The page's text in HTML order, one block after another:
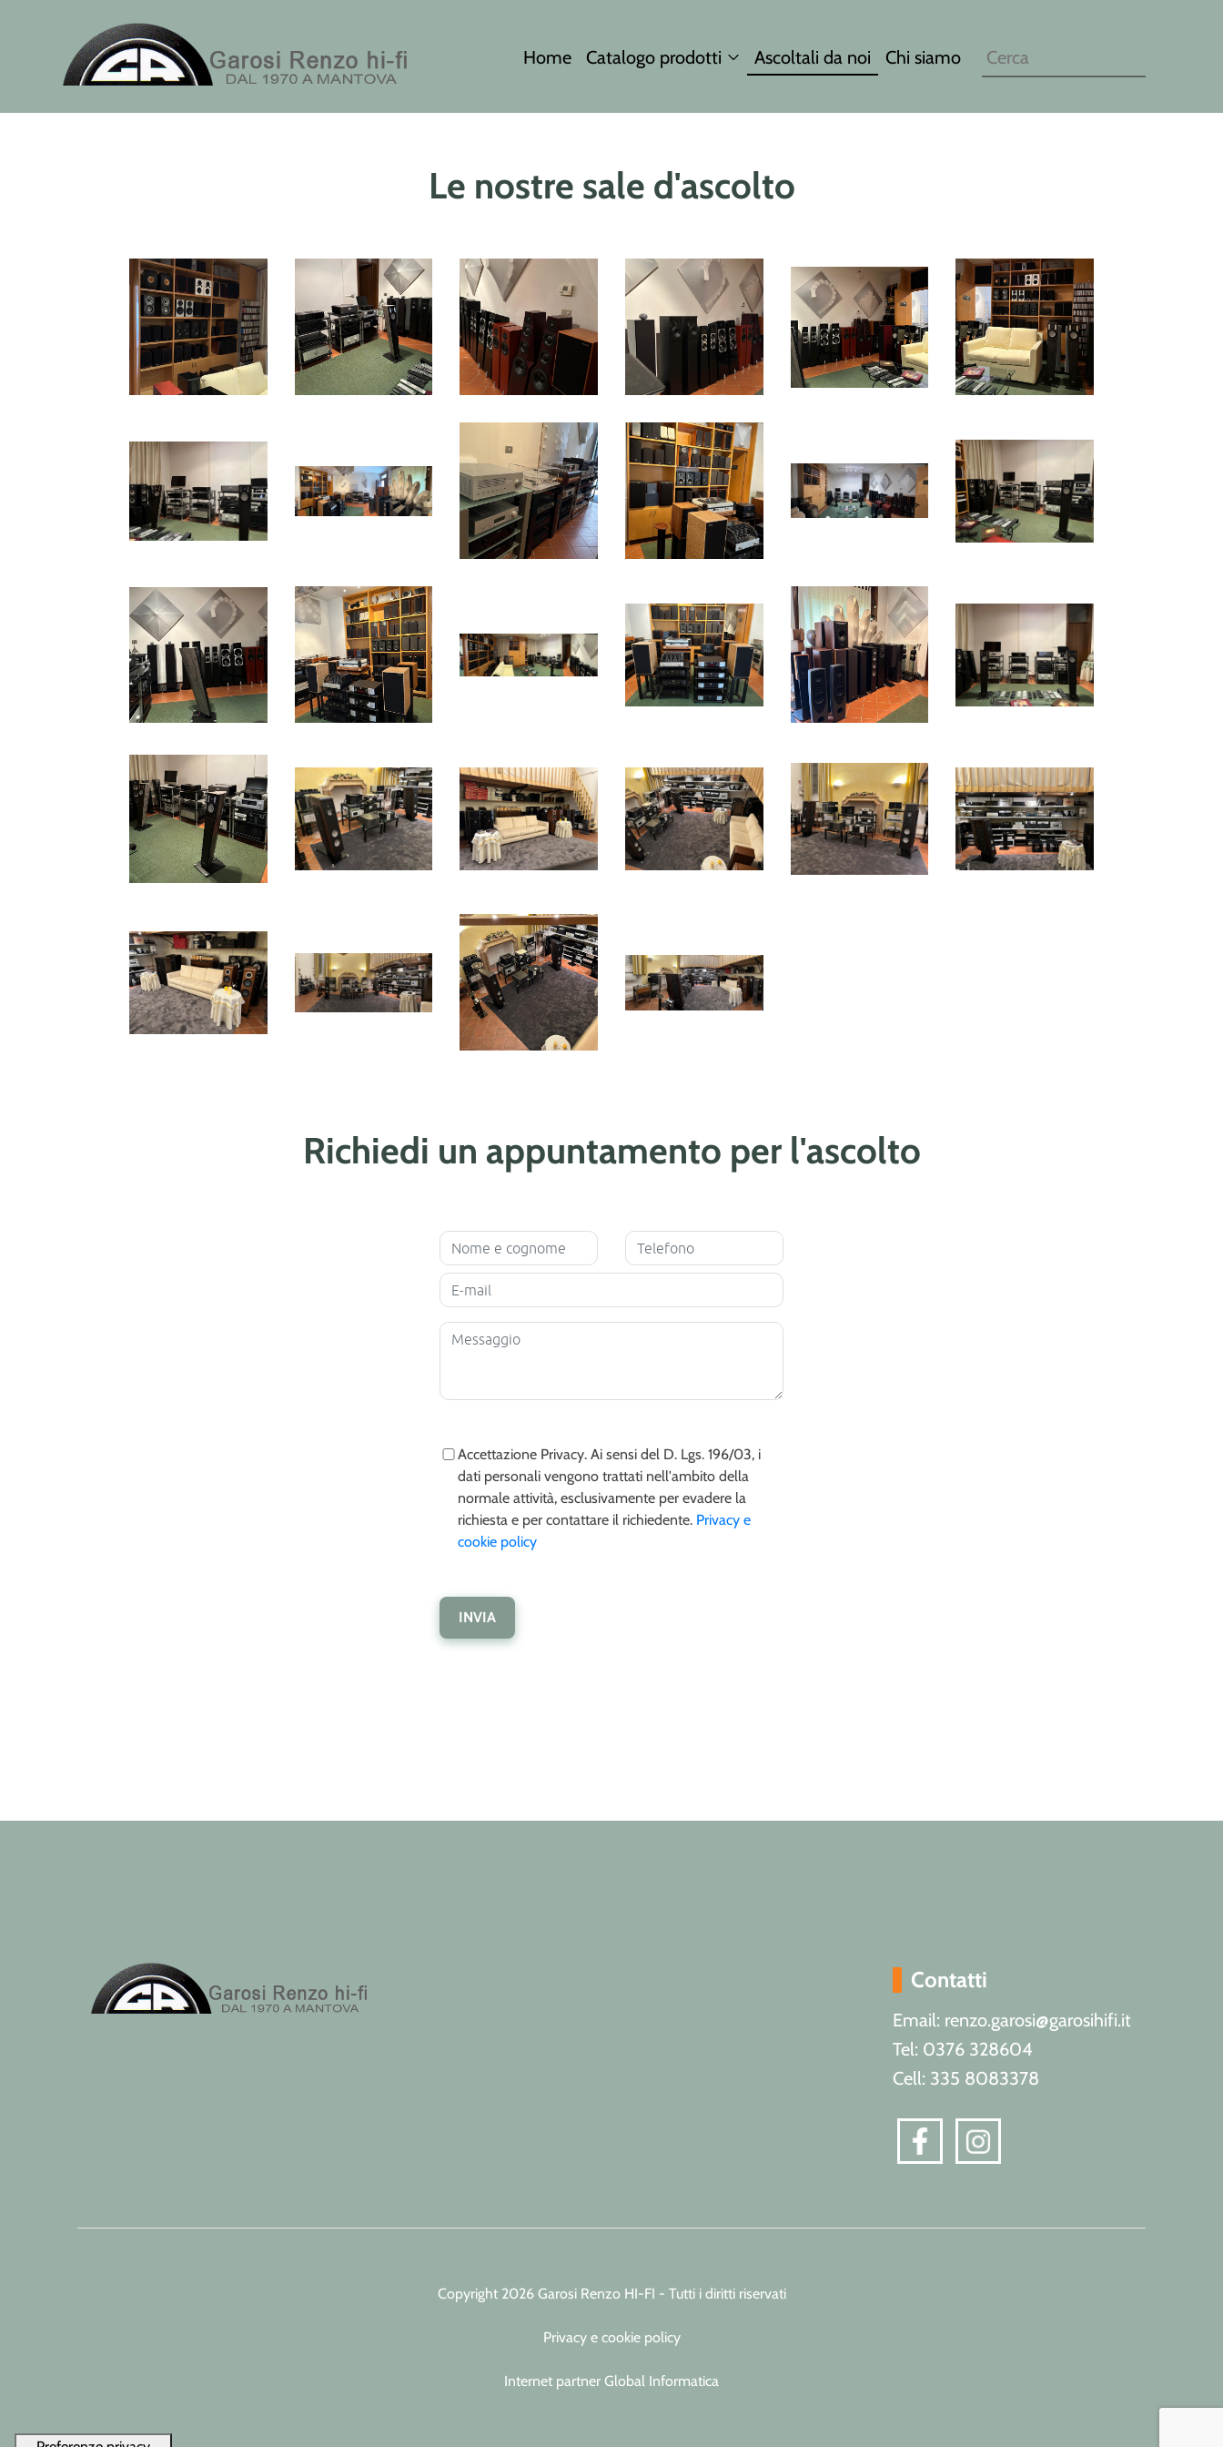
Home Catalogo prodotti Ascoltali da noi Chi siamo
Le nostre sale d'ascolto
Richiedi un appuntamento per l'ascolto
Accettazione Privacy. Ai sensi del D. Lgs. 196/03, i
dati personali vengono trattati nell'ambito della
normale attività, esclusivamente per evadere la
richiesta e per contattare il richiedente. Privacy e
cookie policy
INVIA
Contatti
Email: renzo.garosi@garosihifi.it
Tel: 0376 328604
Cell: 335 8083378
Copyright 2026 Garosi Renzo HI-FI - Tutti i diritti riservati
Privacy e cookie policy
Internet partner Global Informatica